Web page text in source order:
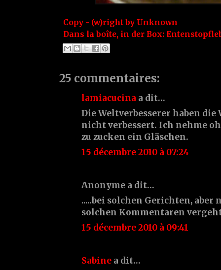
Copy - (w)right by Unknown
Dans la boîte, in der Box:
25 commentaires:
lamiacucina a dit…
Die Weltverbesserer haben die
nicht verbessert. Ich nehme
zu zucken ein Gläschen.
15 décembre 2010 à 07:24
Anonyme a dit…
.....bei solchen Gerichten, aber
solchen Kommentaren
15 décembre 2010 à 09:41
Sabine a dit…